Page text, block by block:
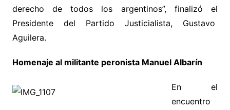
derecho de todos los argentinos”, finalizó el
Presidente del Partido Justicialista, Gustavo
Aguilera.
Homenaje al militante peronista Manuel Albarín
En el
encuentro